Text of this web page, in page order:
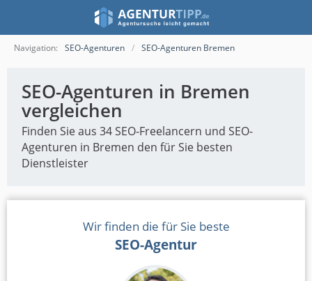
Navigation: SEO-Agenturen SEO-Agenturen Bremen
SEO-Agenturen in Bremen
vergleichen
Finden Sie aus 34 SEO-Freelancern und SEO-
Agenturen in Bremen den für Sie besten
Dienstleister
Wir finden die für Sie beste
SEO-Agentur